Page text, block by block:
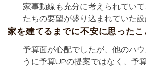
家事動線も充分に考えられてい
たちの要望が盛り込まれていた設
家を建てるまでに不安に思った
予算面が心配でしたが、他のハ
うに予算UPの提案ではなく、予